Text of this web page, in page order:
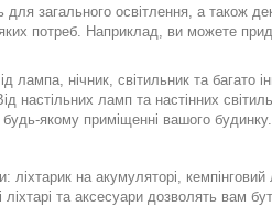
для загального освітлення, а також
потреб. Наприклад, ви можете
лампа, нічник, світильник та
ламп та настінних
якому приміщенні вашого будинку.
ліхтарик на акумуляторі,
та аксесуари дозволять вам